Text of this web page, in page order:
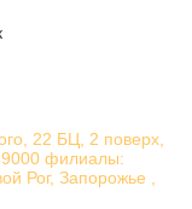
22 БЦ, 2 поверх,
49000 филиалы:
Рог, Запорожье ,